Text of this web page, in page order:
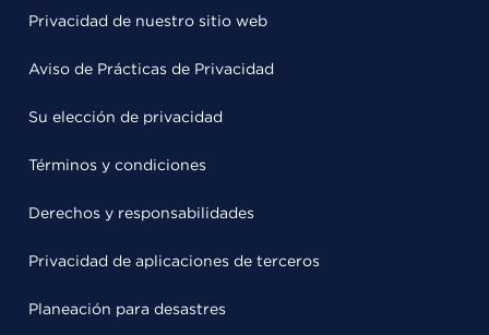
Privacidad de nuestro sitio web
Aviso de Prácticas de Privacidad
Su elección de privacidad
Términos y condiciones
Derechos y responsabilidades
Privacidad de aplicaciones de terceros
Planeación para desastres